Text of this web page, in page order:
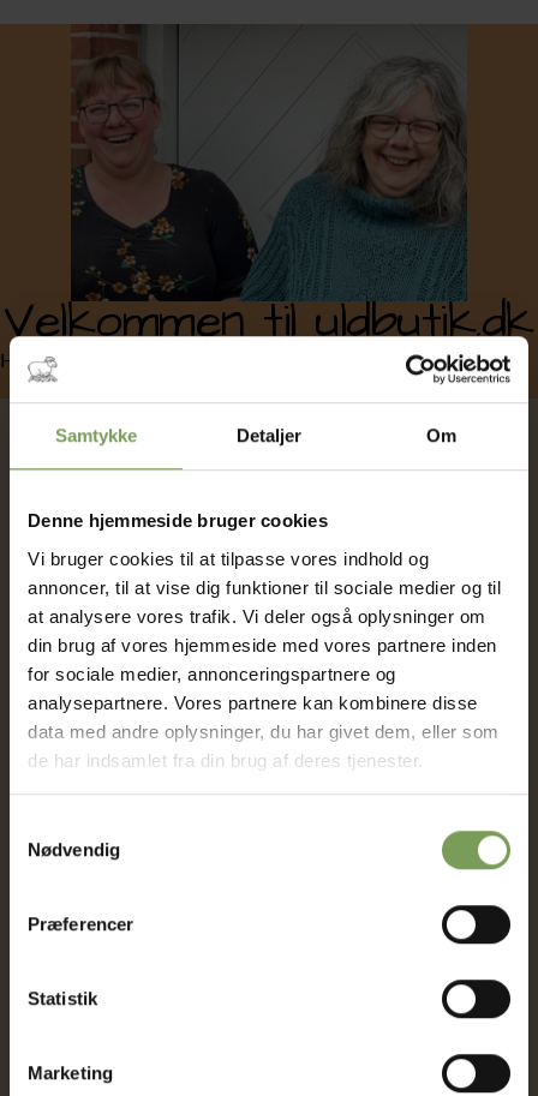
Samtykke Detaljer Om
Denne hjemmeside bruger cookies
Vi bruger cookies til at tilpasse vores indhold og
annoncer, til at vise dig funktioner til sociale medier og til
at analysere vores trafik. Vi deler også oplysninger om
din brug af vores hjemmeside med vores partnere inden
for sociale medier, annonceringspartnere og
analysepartnere. Vores partnere kan kombinere disse
data med andre oplysninger, du har givet dem, eller som
de har indsamlet fra din brug af deres tjenester.
Nødvendig
Præferencer
Statistik
Marketing
Velkommen til uldbutik.dk
Her finder du links til vores indhold
Her finder du alle vores modeller.
Hos os følger opskriften gratis med, når du køber garnet til en
Garn.
kik dig omkring i vores spændende udvalg af strikke- og
hæklegarner.
Vi har et stort udvalg i strikkepinde, hæklenåle og en masse
messer, strikkecafeer og arrangementer, vi selv afholder